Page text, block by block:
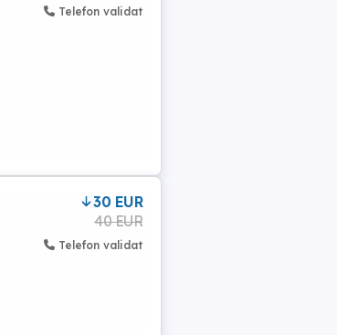
Telefon validat
30 EUR
40 EUR
Telefon validat